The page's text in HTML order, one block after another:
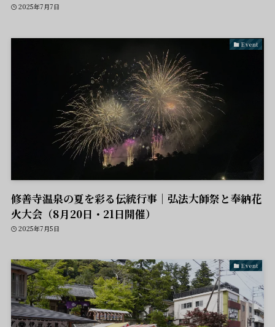
2025年7月7日
Event
修善寺温泉の夏を彩る伝統行事｜弘法大師祭と奉納花
火大会（8月20日・21日開催）
2025年7月5日
Event